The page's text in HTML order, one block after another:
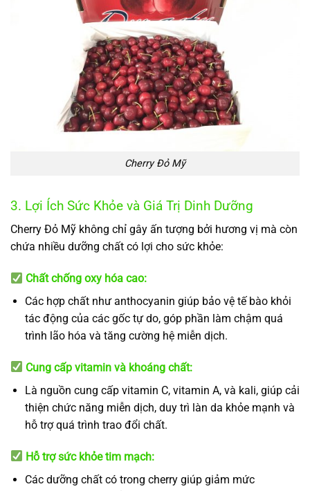
Cherry Đỏ Mỹ
3. Lợi Ích Sức Khỏe và Giá Trị Dinh Dưỡng
Cherry Đỏ Mỹ không chỉ gây ấn tượng bởi hương vị mà còn
chứa nhiều dưỡng chất có lợi cho sức khỏe:
Chất chống oxy hóa cao:
Các hợp chất như anthocyanin giúp bảo vệ tế bào khỏi
tác động của các gốc tự do, góp phần làm chậm quá
trình lão hóa và tăng cường hệ miễn dịch.
Cung cấp vitamin và khoáng chất:
Là nguồn cung cấp vitamin C, vitamin A, và kali, giúp cải
thiện chức năng miễn dịch, duy trì làn da khỏe mạnh và
hỗ trợ quá trình trao đổi chất.
Hỗ trợ sức khỏe tim mạch:
Các dưỡng chất có trong cherry giúp giảm mức